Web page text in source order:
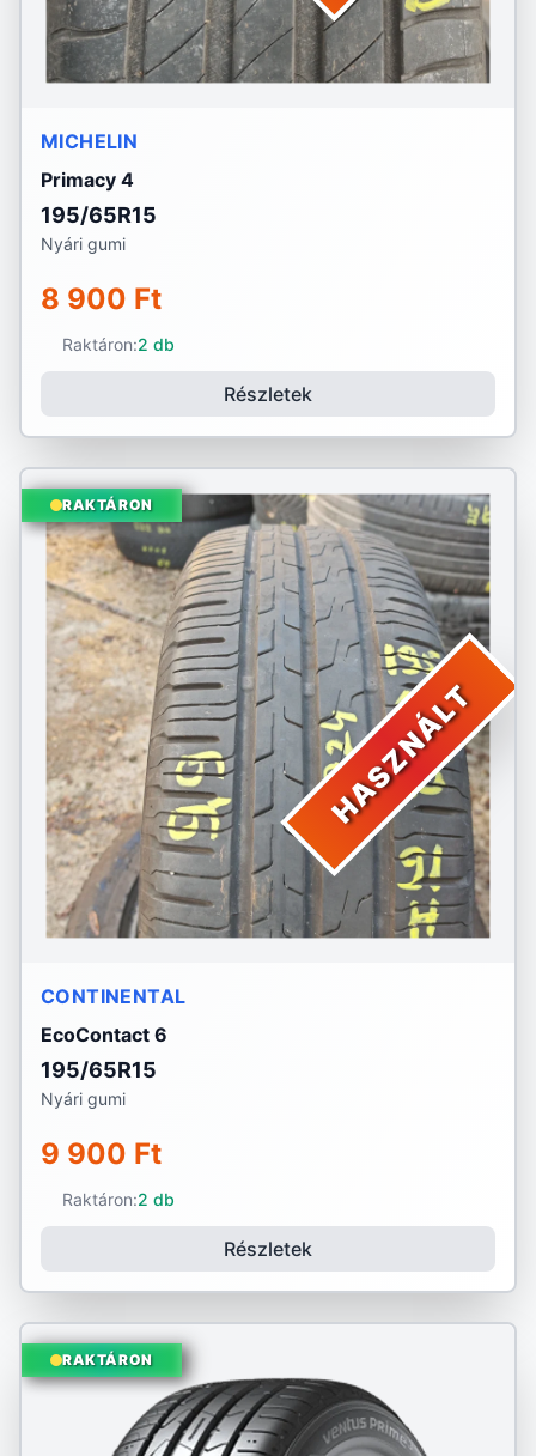
MICHELIN
Primacy 4
195/65R15
Nyári gumi
8 900 Ft
Raktáron:2 db
Részletek
HASZNÁLT
RAKTÁRON
CONTINENTAL
EcoContact 6
195/65R15
Nyári gumi
9 900 Ft
Raktáron:2 db
Részletek
RAKTÁRON